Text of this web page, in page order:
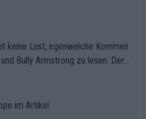
keine Lust, irgenwelche Kommen
Bully Armstrong zu lesen. Der
im Artikel